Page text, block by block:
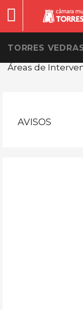
TORRES
Áreas de
AVISOS